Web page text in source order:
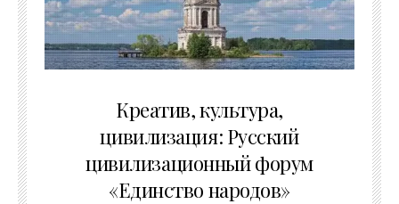
Креатив, культура,
цивилизация: Русский
цивилизационный форум
«Единство народов»